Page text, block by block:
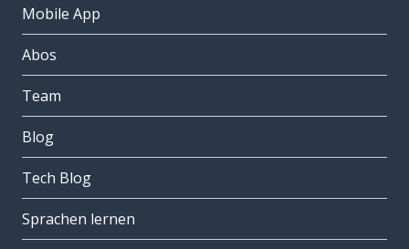
Mobile App
Abos
Team
Blog
Tech Blog
Sprachen lernen